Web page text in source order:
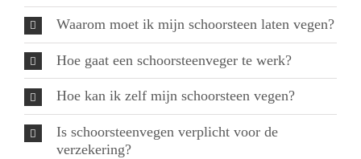
Waarom moet ik mijn schoorsteen laten vegen?
Hoe gaat een schoorsteenveger te werk?
Hoe kan ik zelf mijn schoorsteen vegen?
Is schoorsteenvegen verplicht voor de
verzekering?